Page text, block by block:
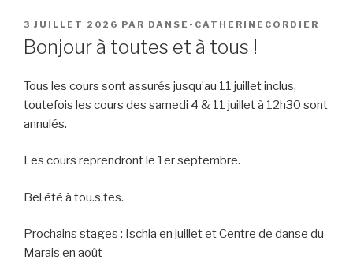
PUBLIÉ
LE
3 JUILLET 2026 PAR DANSE-CATHERINECORDIER
Bonjour à toutes et à tous !
Tous les cours sont assurés jusqu’au 11 juillet inclus,
toutefois les cours des samedi 4 & 11 juillet à 12h30 sont
annulés.
Les cours reprendront le 1er septembre.
Bel été à tou.s.tes.
Prochains stages : Ischia en juillet et Centre de danse du
Marais en août